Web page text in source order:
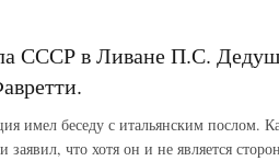
СССР в Ливане П.С.
имел беседу с итальянским послом.
что хотя он и не является